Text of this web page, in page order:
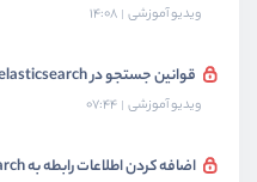
ویدیو آموزشی 14:08
قوانین جستجو در elasticsearch
ویدیو آموزشی 07:44
اضافه کردن اطلاعات رابطه به elasticsearch